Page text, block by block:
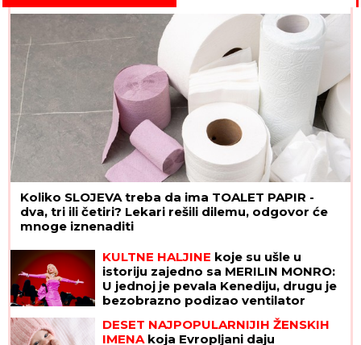
Koliko SLOJEVA treba da ima TOALET PAPIR -
dva, tri ili četiri? Lekari rešili dilemu, odgovor će
mnoge iznenaditi
KULTNE HALJINE koje su ušle u
istoriju zajedno sa MERILIN MONRO:
U jednoj je pevala Kenediju, drugu je
bezobrazno podizao ventilator
metroa, a trećoj se GUBI SVAKI TRAG
DESET NAJPOPULARNIJIH ŽENSKIH
IMENAkoja Evropljani daju